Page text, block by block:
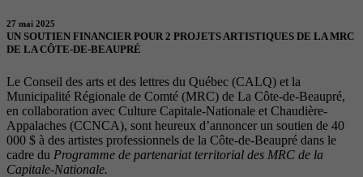
27 mai 2025
UN SOUTIEN FINANCIER POUR 2 PROJETS ARTISTIQUES DE LA MRC
DE LA CÔTE-DE-BEAUPRÉ
Le Conseil des arts et des lettres du Québec (CALQ) et la
Municipalité Régionale de Comté (MRC) de La Côte-de-Beaupré,
en collaboration avec Culture Capitale-Nationale et Chaudière-
Appalaches (CCNCA), sont heureux d’annoncer un soutien de 40
000 $ à des artistes professionnels de la Côte-de-Beaupré dans le
cadre du Programme de partenariat territorial des MRC de la
Capitale-Nationale.